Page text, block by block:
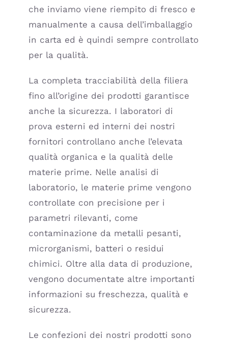
che inviamo viene riempito di fresco e
manualmente a causa dell’imballaggio
in carta ed è quindi sempre controllato
per la qualità.
La completa tracciabilità della filiera
fino all’origine dei prodotti garantisce
anche la sicurezza. I laboratori di
prova esterni ed interni dei nostri
fornitori controllano anche l’elevata
qualità organica e la qualità delle
materie prime. Nelle analisi di
laboratorio, le materie prime vengono
controllate con precisione per i
parametri rilevanti, come
contaminazione da metalli pesanti,
microrganismi, batteri o residui
chimici. Oltre alla data di produzione,
vengono documentate altre importanti
informazioni su freschezza, qualità e
sicurezza.
Le confezioni dei nostri prodotti sono